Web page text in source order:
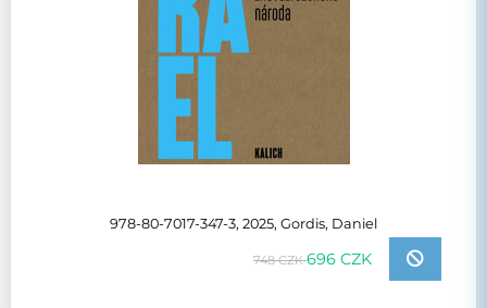
978-80-7017-347-3, 2025, Gordis, Daniel
748 CZK696 CZK